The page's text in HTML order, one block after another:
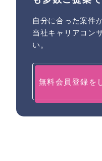
自分に合った案件
当社キャリアコン
い。
無料会員登録を